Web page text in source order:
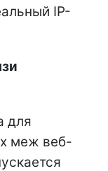
IP-
для
меж веб-